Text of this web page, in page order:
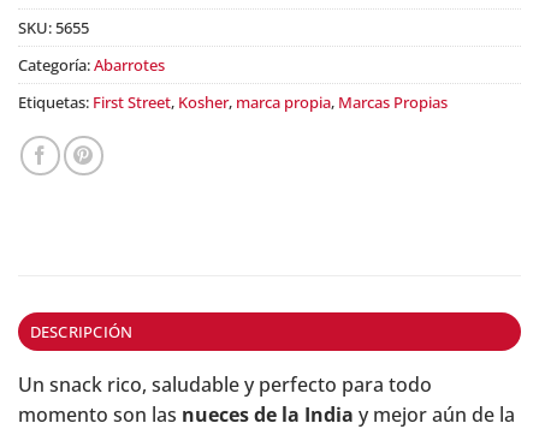
SKU:5655
Categoría:Abarrotes
Etiquetas: First Street, Kosher, marca propia, Marcas Propias
DESCRIPCIÓN
Un snack rico, saludable y perfecto para todo
momento son las nueces de la India y mejor aún de la